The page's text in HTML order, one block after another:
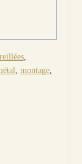
,
montage,